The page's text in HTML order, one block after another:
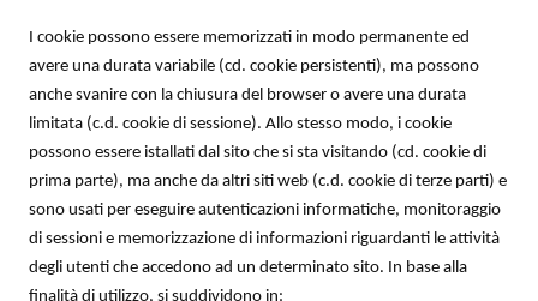
I cookie possono essere memorizzati in modo permanente ed
avere una durata variabile (cd. cookie persistenti), ma possono
anche svanire con la chiusura del browser o avere una durata
limitata (c.d. cookie di sessione). Allo stesso modo, i cookie
possono essere istallati dal sito che si sta visitando (cd. cookie di
prima parte), ma anche da altri siti web (c.d. cookie di terze parti) e
sono usati per eseguire autenticazioni informatiche, monitoraggio
di sessioni e memorizzazione di informazioni riguardanti le attività
degli utenti che accedono ad un determinato sito. In base alla
finalità di utilizzo, si suddividono in: